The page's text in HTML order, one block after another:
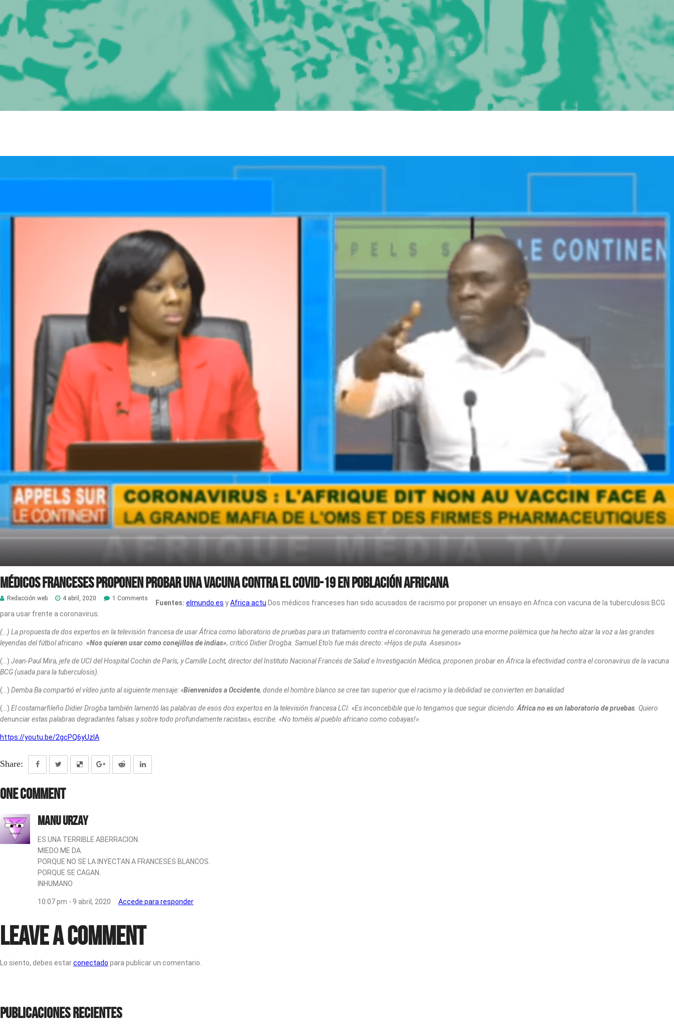
Médicos franceses proponen probar una vacuna contra el covid-19 en población africana
Redacción web 4 abril, 2020 1 Comments
Fuentes: elmundo.es yAfrica actu Dos médicos franceses han sido acusados de racismo por proponer un ensayo en Africa con vacuna de la tuberculosis BCG
para usar frente a coronavirus.
(…) La propuesta de dos expertos en la televisión francesa de usar África como laboratorio de pruebas para un tratamiento contra el coronavirus ha generado una enorme polémica que ha hecho alzar la voz a las grandes
leyendas del fútbol africano. «Nos quieren usar como conejillos de indias», criticó Didier Drogba. Samuel Eto’o fue más directo: «Hijos de puta. Asesinos»
(…) Jean-Paul Mira, jefe de UCI del Hospital Cochin de París, y Camille Locht, director del Instituto Nacional Francés de Salud e Investigación Médica, proponen probar en África la efectividad contra el coronavirus de la vacuna
BCG (usada para la tuberculosis).
(…) Demba Ba compartió el vídeo junto al siguiente mensaje: «Bienvenidos a Occidente, donde el hombre blanco se cree tan superior que el racismo y la debilidad se convierten en banalidad
(…) El costamarfileño Didier Drogba también lamentó las palabras de esos dos expertos en la televisión francesa LCI. «Es inconcebible que lo tengamos que seguir diciendo:África no es un laboratorio de pruebas . Quiero
denunciar estas palabras degradantes falsas y sobre todo profundamente racistas», escribe. «No toméis al pueblo africano como cobayas!».
https://youtu.be/2gcPQ6yUzlA
Share:
One Comment
Manu urzay
ES UNA TERRIBLE ABERRACION.
MIEDO ME DA.
PORQUE NO SE LA INYECTAN A FRANCESES BLANCOS.
PORQUE SE CAGAN.
INHUMANO
10:07 pm - 9 abril, 2020 Accede para responder
Leave a Comment
Lo siento, debes estarconectado para publicar un comentario.
Publicaciones recientes